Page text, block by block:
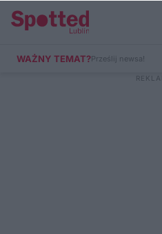
WAŻNY TEMAT?Prześlij newsa!